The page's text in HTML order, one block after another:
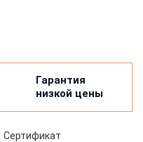
Гарантия
низкой цены
Сертификат